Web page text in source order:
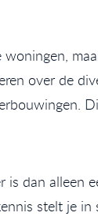
over de
is dan alleen
stelt je in